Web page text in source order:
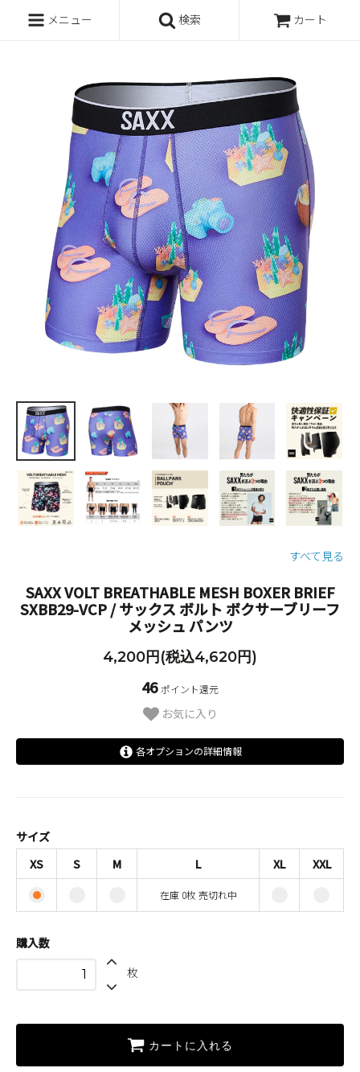
メニュー 検索 カート
すべて見る
SAXX VOLT BREATHABLE MESH BOXER BRIEF
SXBB29-VCP / サックス ボルト ボクサーブリーフ
メッシュ パンツ
4,200円(税込4,620円)
46ポイント還元
お気に入り
各オプションの詳細情報
XL
サイズ
XS
S M L XL XXL
在庫 0枚 売切れ中
購入数
枚
カートに入れる